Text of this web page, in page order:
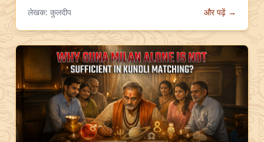
लेखक: कुलदीप और पढ़ें →